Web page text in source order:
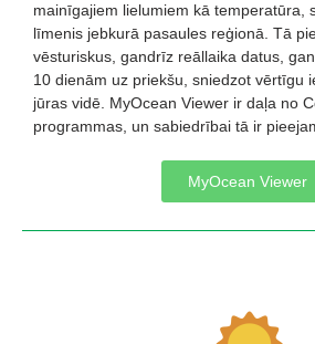
mainīgajiem lielumiem kā temperatūra,
līmenis jebkurā pasaules reģionā. Tā
vēsturiskus, gandrīz reāllaika datus,
10 dienām uz priekšu, sniedzot vērtīgu
jūras vidē. MyOcean Viewer ir daļa no
programmas, un sabiedrībai tā ir
MyOcean Viewer